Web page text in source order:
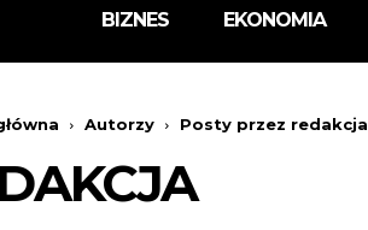
BIZNES EKONOMIA
Autorzy Posty przez redakcja